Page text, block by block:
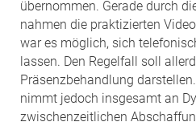
übernommen. Gerade durch
nahmen die praktizierten
war es möglich, sich
lassen. Den Regelfall soll
Präsenzbehandlung
nimmt jedoch insgesamt an
zwischenzeitlichen